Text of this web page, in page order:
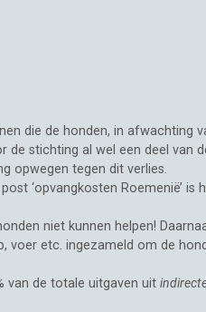
die de honden, in afwachting
de stichting al wel een deel van
opwegen tegen dit verlies.
‘opvangkosten Roemenië’ is
niet kunnen helpen!
voer etc. ingezameld om de
van de totale uitgaven uit